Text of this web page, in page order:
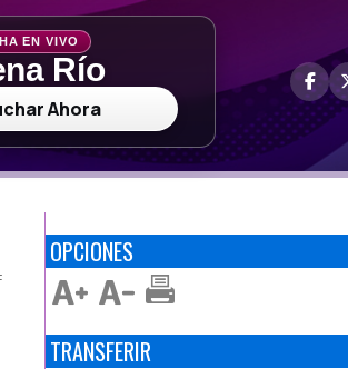
EN VIVO
Río
Ahora
OPCIONES
TRANSFERIR